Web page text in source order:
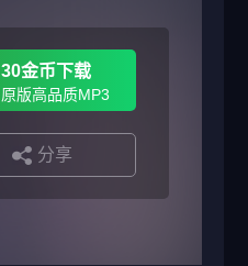
30金币下载
原版高品质MP3
分享